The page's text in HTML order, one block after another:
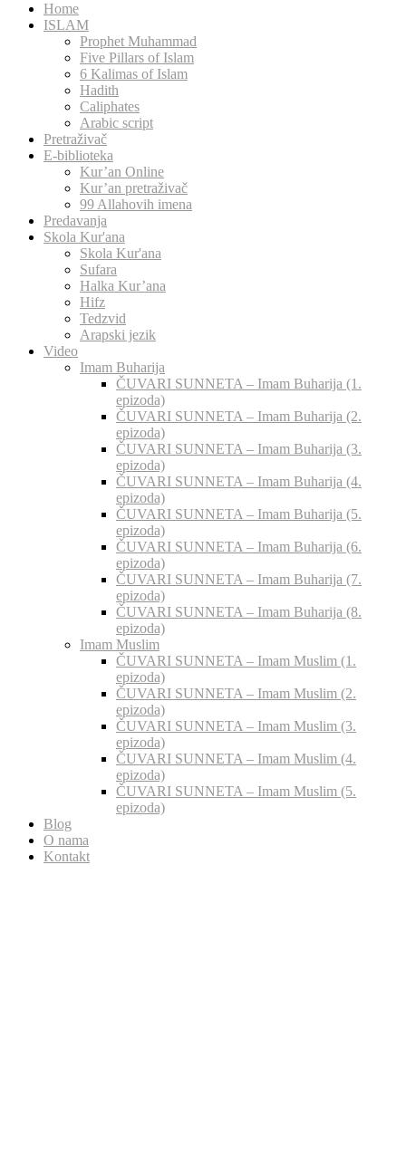
Home
ISLAM
Prophet Muhammad
Five Pillars of Islam
6 Kalimas of Islam
Hadith
Caliphates
Arabic script
Pretraživač
E-biblioteka
Kur’an Online
Kur’an pretraživač
99 Allahovih imena
Predavanja
Skola Kur'ana
Skola Kur'ana
Sufara
Halka Kur’ana
Hifz
Tedzvid
Arapski jezik
Video
Imam Buharija
ČUVARI SUNNETA – Imam Buharija (1.
epizoda)
ČUVARI SUNNETA – Imam Buharija (2.
epizoda)
ČUVARI SUNNETA – Imam Buharija (3.
epizoda)
ČUVARI SUNNETA – Imam Buharija (4.
epizoda)
ČUVARI SUNNETA – Imam Buharija (5.
epizoda)
ČUVARI SUNNETA – Imam Buharija (6.
epizoda)
ČUVARI SUNNETA – Imam Buharija (7.
epizoda)
ČUVARI SUNNETA – Imam Buharija (8.
epizoda)
Imam Muslim
ČUVARI SUNNETA – Imam Muslim (1.
epizoda)
ČUVARI SUNNETA – Imam Muslim (2.
epizoda)
ČUVARI SUNNETA – Imam Muslim (3.
epizoda)
ČUVARI SUNNETA – Imam Muslim (4.
epizoda)
ČUVARI SUNNETA – Imam Muslim (5.
epizoda)
Blog
O nama
Kontakt